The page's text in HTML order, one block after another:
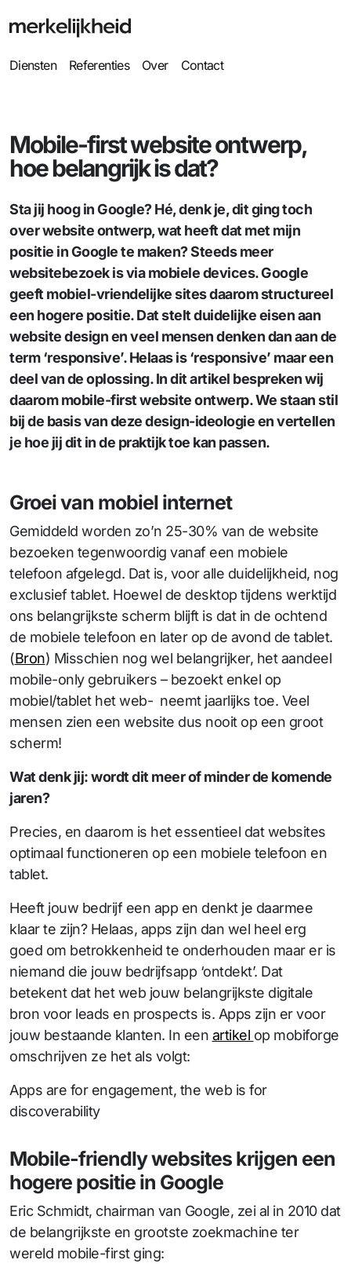
Diensten Referenties Over Contact
Mobile-first website ontwerp,
hoe belangrijk is dat?
Sta jij hoog in Google? Hé, denk je, dit ging toch
over website ontwerp, wat heeft dat met mijn
positie in Google te maken? Steeds meer
websitebezoek is via mobiele devices. Google
geeft mobiel-vriendelijke sites daarom structureel
een hogere positie. Dat stelt duidelijke eisen aan
website design en veel mensen denken dan aan de
term ‘responsive’. Helaas is ‘responsive’ maar een
deel van de oplossing. In dit artikel bespreken wij
daarom mobile-first website ontwerp. We staan stil
bij de basis van deze design-ideologie en vertellen
je hoe jij dit in de praktijk toe kan passen.
Groei van mobiel internet
Gemiddeld worden zo’n 25-30% van de website
bezoeken tegenwoordig vanaf een mobiele
telefoon afgelegd. Dat is, voor alle duidelijkheid, nog
exclusief tablet. Hoewel de desktop tijdens werktijd
ons belangrijkste scherm blijft is dat in de ochtend
de mobiele telefoon en later op de avond de tablet.
(Bron) Misschien nog wel belangrijker, het aandeel
mobile-only gebruikers – bezoekt enkel op
mobiel/tablet het web- neemt jaarlijks toe. Veel
mensen zien een website dus nooit op een groot
scherm!
Wat denk jij: wordt dit meer of minder de komende
jaren?
Precies, en daarom is het essentieel dat websites
optimaal functioneren op een mobiele telefoon en
tablet.
Heeft jouw bedrijf een app en denkt je daarmee
klaar te zijn? Helaas, apps zijn dan wel heel erg
goed om betrokkenheid te onderhouden maar er is
niemand die jouw bedrijfsapp ‘ontdekt’. Dat
betekent dat het web jouw belangrijkste digitale
bron voor leads en prospects is. Apps zijn er voor
jouw bestaande klanten. In een artikel op mobiforge
omschrijven ze het als volgt:
Apps are for engagement, the web is for
discoverability
Mobile-friendly websites krijgen een
hogere positie in Google
Eric Schmidt, chairman van Google, zei al in 2010 dat
de belangrijkste en grootste zoekmachine ter
wereld mobile-first ging: